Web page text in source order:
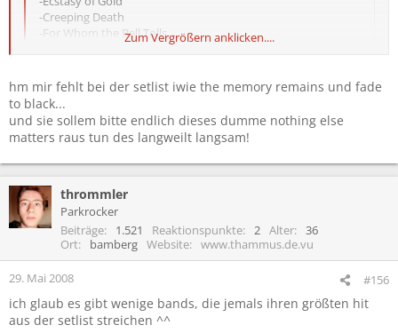
Eisgekühlter Bommerlunder (Unplugged)
You´ll never walk alone
------------------------------------------------------------
sein....
Ich freu mich auf heute Abend!
-Creeping Death
-For Whom the Bell Tolls
-The Unforgiven
-...And Justice For All
-Disposable Heroes
-Welcome Home (Sanitarium)
-Master Of Puppets
-Devils Dance
-Nothing Else Matters
-Sad But True
-One
-Enter Sandman
-Last Caress
-So What
Zum Vergrößern anklicken....
mir fehlt auch wherever i may roam und ich würde mich auch
rießig über fade to black freuen gneauso wie hit the lights des wars
aber auch
Zum Vergrößern anklicken....
hm mir fehlt bei der setlist iwie the memory remains und fade
to black...
und sie sollem bitte endlich dieses dumme nothing else
matters raus tun des langweilt langsam!
thrommler
Parkrocker
Beiträge
1.521 Reaktionspunkte 2 Alter
36
Ort
bamberg Website www.thammus.de.vu
29. Mai 2008 #156
ich glaub es gibt wenige bands, die jemals ihren größten hit
aus der setlist streichen ^^